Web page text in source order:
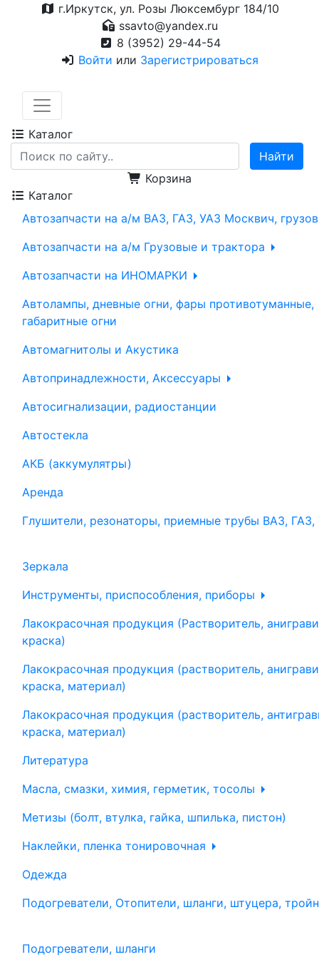
г.Иркутск, ул. Розы Люксембург 184/10
ssavto@yandex.ru
8 (3952) 29-44-54
Войти или Зарегистрироваться
Каталог
Корзина
Каталог
Автозапчасти на а/м ВАЗ, ГАЗ, УАЗ Москвич,
Автозапчасти на а/м Грузовые и трактора
Автозапчасти на ИНОМАРКИ
Автолампы, дневные огни, фары противотуманные,
габаритные огни
Автомагнитолы и Акустика
Автопринадлежности, Аксессуары
Автосигнализации, радиостанции
Автостекла
АКБ (аккумулятры)
Аренда
Глушители, резонаторы, приемные трубы ВАЗ, ГАЗ,
Зеркала
Инструменты, приспособления, приборы
Лакокрасочная продукция (Растворитель,
краска)
Лакокрасочная продукция (растворитель,
краска, материал)
Лакокрасочная продукция (растворитель,
краска, материал)
Литература
Масла, смазки, химия, герметик, тосолы
Метизы (болт, втулка, гайка, шпилька, пистон)
Наклейки, пленка тонировочная
Одежда
Подогреватели, Отопители, шланги, штуцера,
Подогреватели, шланги